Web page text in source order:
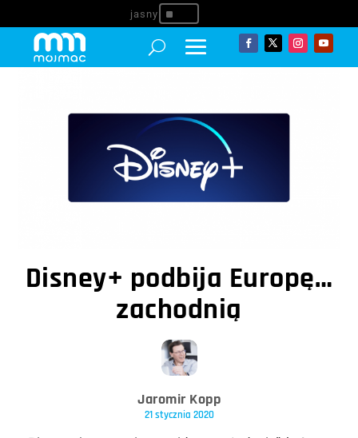
^
Disney+ podbija Europę…
zachodnią
Jaromir Kopp
21 stycznia 2020